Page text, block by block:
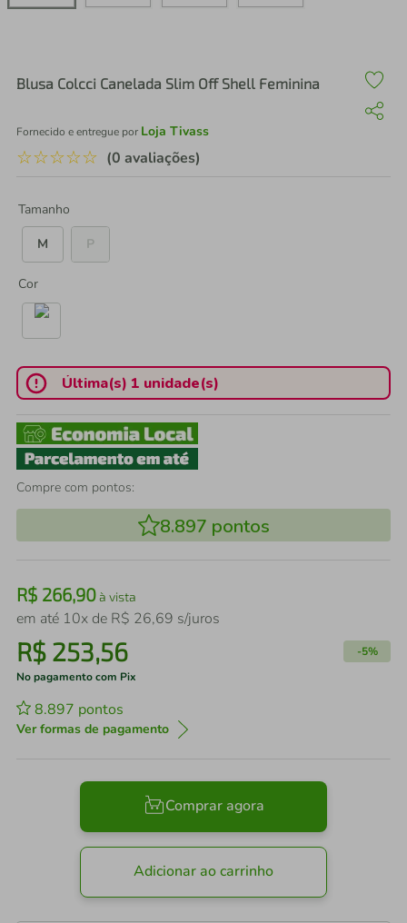
Blusa Colcci Canelada Slim Off Shell Feminina
Fornecido e entregue por Loja Tivass
☆☆☆☆☆ (0 avaliações)
Tamanho
M
P
Cor
Última(s) 1 unidade(s)
Compre com pontos:
8.897 pontos
R$ 266,90à vista
em até 10x de R$ 26,69 s/juros
R$ 253,56 -5%
No pagamento com Pix
8.897 pontos
Ver formas de pagamento
Comprar agora
Adicionar ao carrinho